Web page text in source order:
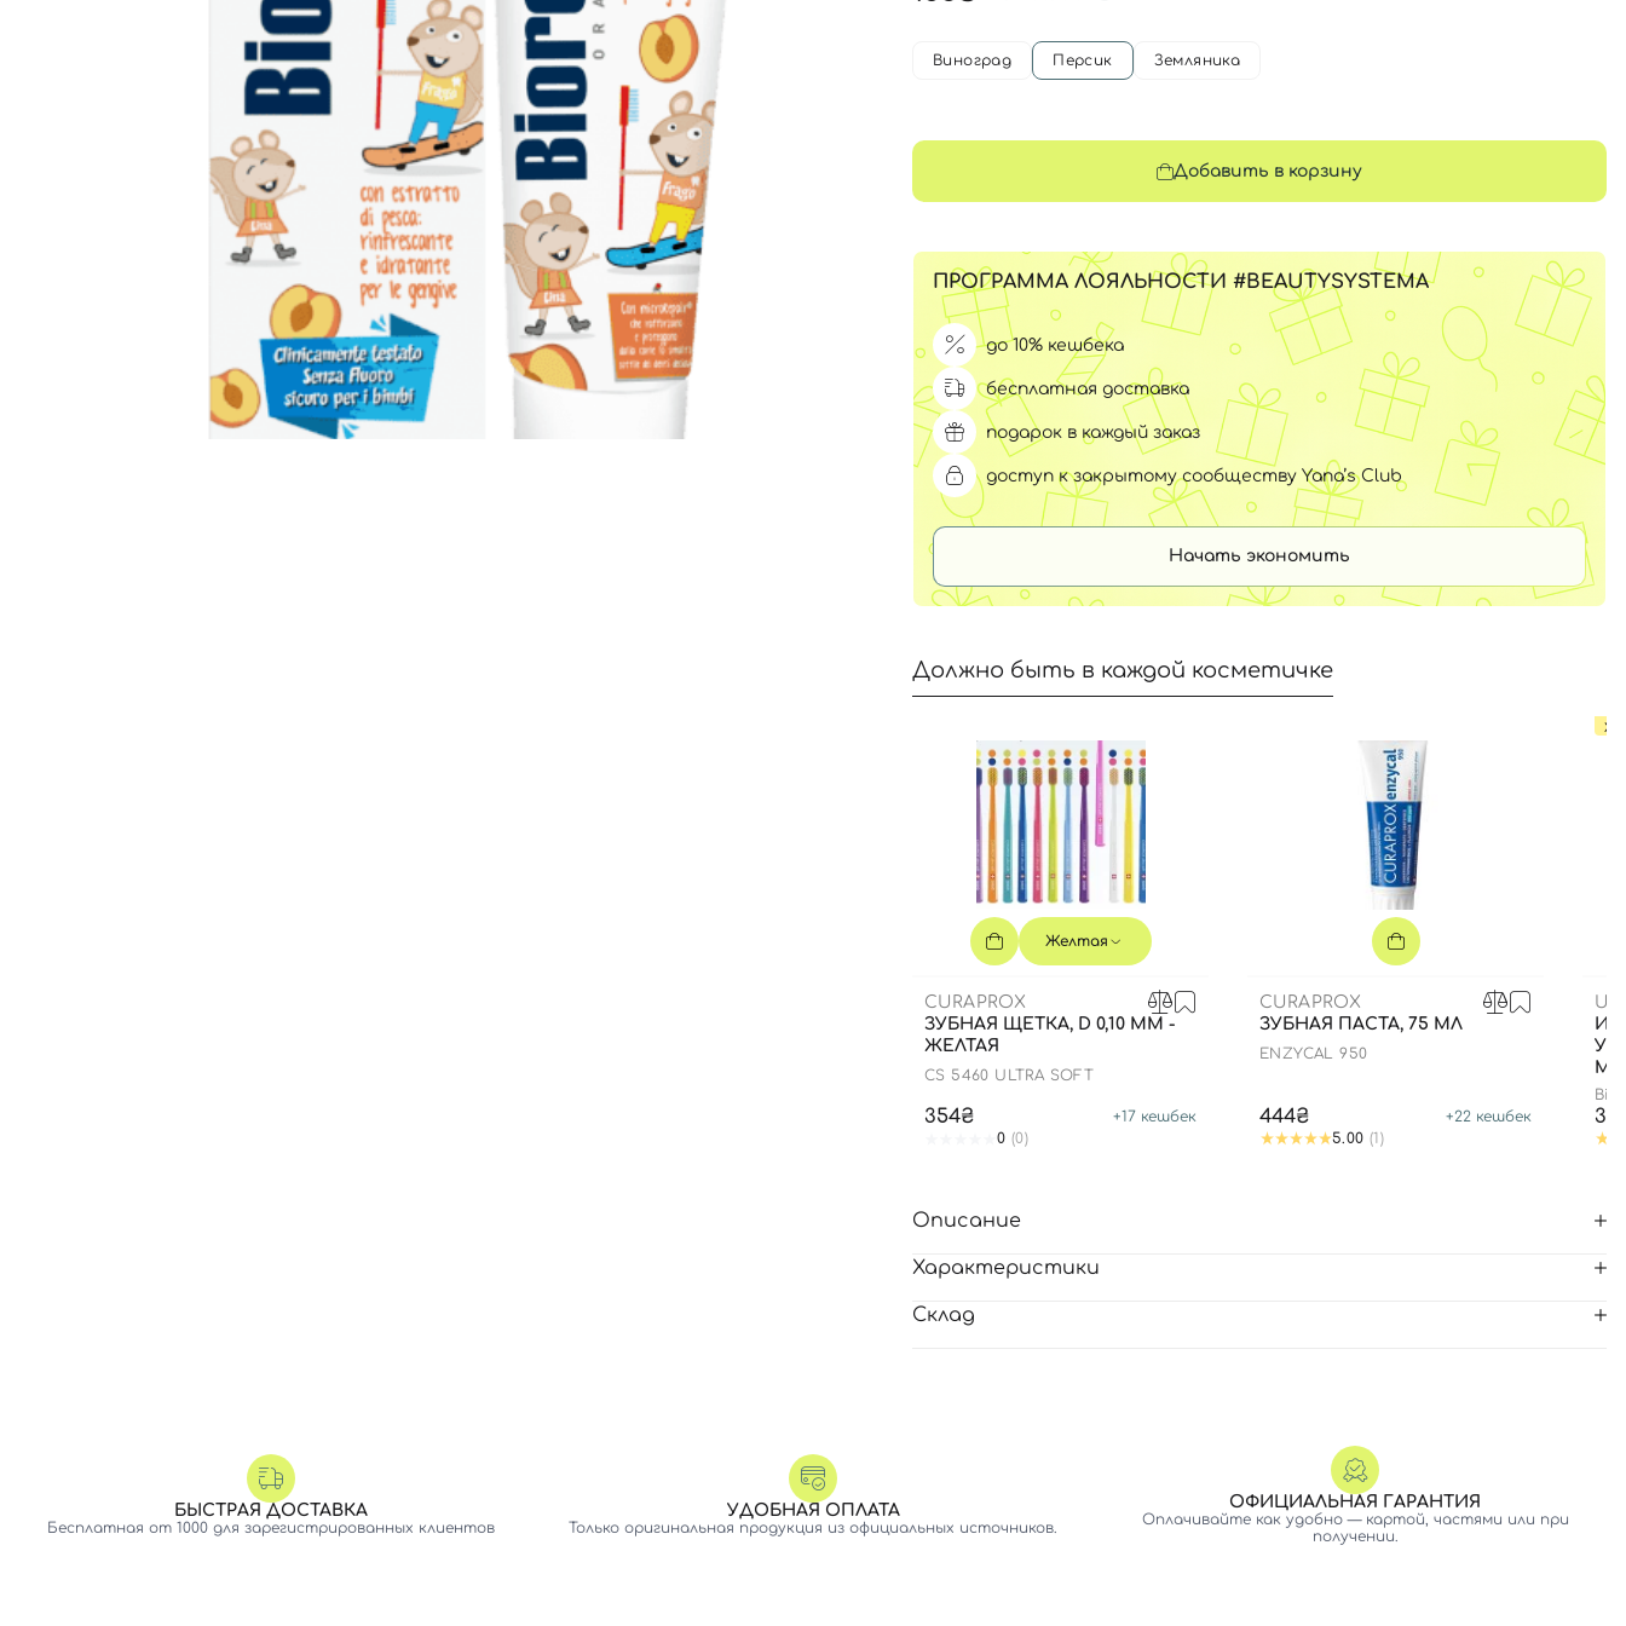
СПФ защита для детей
Для зоны век
Все товары Виноград Персик Земляника
Добавить в корзину
ПРОГРАММА ЛОЯЛЬНОСТИ #BEAUTYSYSTEMA
до 10% кешбека
бесплатная доставка
подарок в каждый заказ
доступ к закрытому сообществу Yana’s Club
Начать экономить
Должно быть в каждой косметичке
Желтая
CURAPROX
ЗУБНАЯ ЩЕТКА, D 0,10 ММ -
ЖЕЛТАЯ
CS 5460 ULTRA SOFT
354₴ +17 кешбек
0 (0)
CURAPROX
ЗУБНАЯ ПАСТА, 75 МЛ
ENZYCAL 950
444₴ +22 кешбек
5.00 (1)
МЛ
Bio
Описание
Характеристики
Склад
БЫСТРАЯ ДОСТАВКА
Бесплатная от 1000 для зарегистрированных клиентов
УДОБНАЯ ОПЛАТА
Только оригинальная продукция из официальных источников.
ОФИЦИАЛЬНАЯ ГАРАНТИЯ
Оплачивайте как удобно — картой, частями или при
получении.